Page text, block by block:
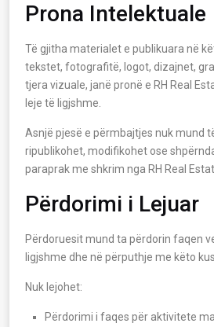
Prona Intelektuale
Të gjitha materialet e publikuara në
tekstet, fotografitë, logot, dizajnet,
tjera vizuale, janë pronë e RH Real
leje të ligjshme.
Asnjë pjesë e përmbajtjes nuk mund
ripublikohet, modifikohet ose
paraprak me shkrim nga RH Real
Përdorimi i Lejuar
Përdoruesit mund ta përdorin faqen
ligjshme dhe në përputhje me këto
Nuk lejohet:
Përdorimi i faqes për aktivitete